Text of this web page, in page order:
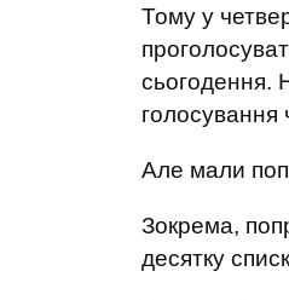
Тому у
сьогодення.
голосування
Але мали
Зокрема,
десятку